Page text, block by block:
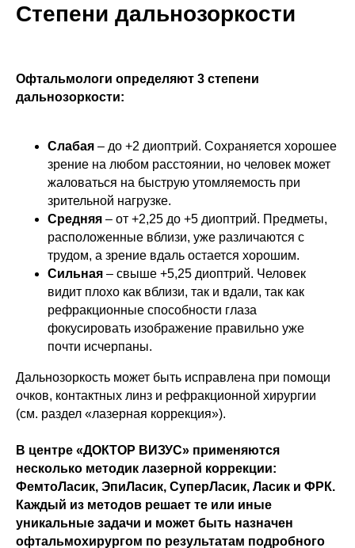
Степени дальнозоркости
Офтальмологи определяют 3 степени
дальнозоркости:
Слабая – до +2 диоптрий. Сохраняется хорошее
зрение на любом расстоянии, но человек может
жаловаться на быструю утомляемость при
зрительной нагрузке.
Средняя – от +2,25 до +5 диоптрий. Предметы,
расположенные вблизи, уже различаются с
трудом, а зрение вдаль остается хорошим.
Сильная – свыше +5,25 диоптрий. Человек
видит плохо как вблизи, так и вдали, так как
рефракционные способности глаза
фокусировать изображение правильно уже
почти исчерпаны.
Дальнозоркость может быть исправлена при помощи
очков, контактных линз и рефракционной хирургии
(см. раздел «лазерная коррекция»).
В центре «ДОКТОР ВИЗУС» применяются
несколько методик лазерной коррекции:
ФемтоЛасик, ЭпиЛасик, СуперЛасик, Ласик и ФРК.
Каждый из методов решает те или иные
уникальные задачи и может быть назначен
офтальмохирургом по результатам подробного